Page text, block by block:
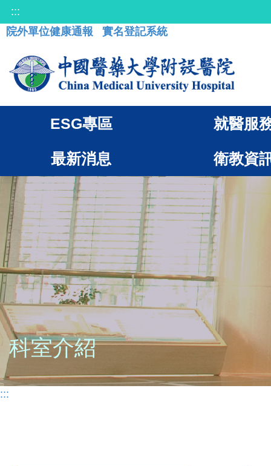
:::
院外單位健康通報
實名登記系統
ESG專區 就醫服
最新消息 衛教資
科室介紹
:::